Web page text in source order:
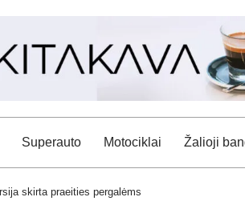
Superauto Motociklai Žalioji
skirta praeities pergalėms